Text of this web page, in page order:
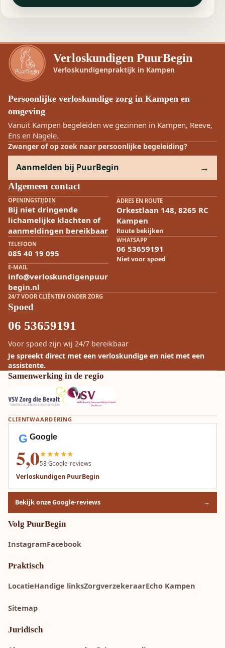
Verloskundigen PuurBegin
Verloskundigenpraktijk in Kampen
Persoonlijke verloskundige zorg in Kampen en
omgeving
Vanuit Kampen begeleiden we gezinnen in Kampen, Reeve,
Ens en Nagele.
Zwanger of op zoek naar persoonlijke begeleiding?
Aanmelden bij PuurBegin
Algemeen contact
OPENINGSTIJDEN
Bij niet dringende
lichamelijke klachten of
aanmeldingen bereikbaar
ADRES EN ROUTE
Orkestlaan 148, 8265 RC
Kampen
Route bekijken
TELEFOON
085 40 19 095
WHATSAPP
06 53659191
Niet voor spoed
E-MAIL
info@verloskundigenpuur
begin.nl
24/7 VOOR CLIËNTEN ONDER ZORG
Spoed
06 53659191
Voor spoed zijn wij 24/7 bereikbaar
Je spreekt direct met een verloskundige en niet met een
assistente.
Samenwerking in de regio
CLIENTWAARDERING
G Google
5,0★★★★★
58 Google-reviews
Verloskundigen PuurBegin
Bekijk onze Google-reviews →
Volg PuurBegin
InstagramFacebook
Praktisch
LocatieHandige linksZorgverzekeraarEcho Kampen
Sitemap
Juridisch